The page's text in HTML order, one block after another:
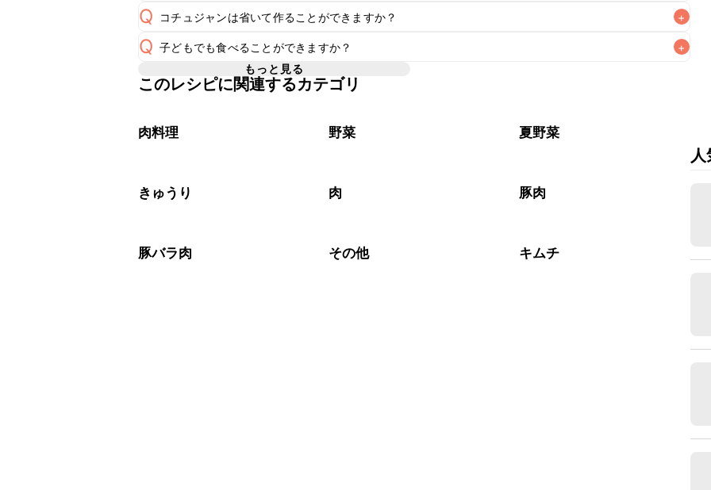
A
Q コチュジャンは省いて作ることができますか？ +
使用量が少ない場合は省いてもお作りいただけますが、メインの味付けとして使用している場合は
省くと味がぼやける可能性があるため、
ます。
Q 子どもでも食べることができますか？ +
コチュジャンは甘辛い風味が特徴の食材なため、お子様や辛い味付けが苦手な方は風味や刺激を強
ピをご利用いただけますと幸いです。
もっと見る
このレシピに関連するカテゴリ
肉料理 野菜 夏野菜
きゅうり 肉 豚肉
豚バラ肉 その他 キムチ